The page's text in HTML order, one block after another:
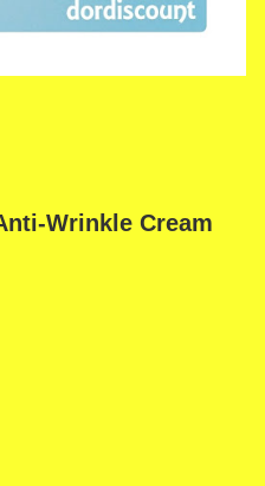
Wrinkle Cream